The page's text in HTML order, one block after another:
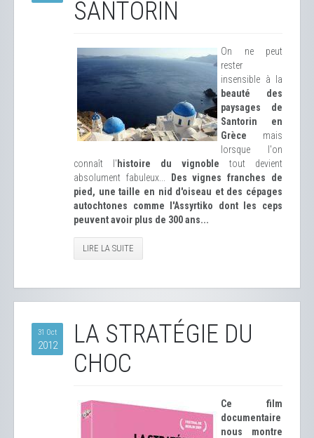
SANTORIN
On ne peut
rester
insensible à la
beauté des
paysages de
Santorin en
Grèce mais
lorsque l'on
connaît l' histoire du vignoble tout devient
absolument fabuleux...
Des vignes franches de
pied, une taille en nid d'oiseau et des cépages
autochtones comme l'Assyrtiko dont les ceps
peuvent avoir plus de 300 ans...
LIRE LA SUITE
31 Oct
2012
LA STRATÉGIE DU
CHOC
Ce film
documentaire
nous montre